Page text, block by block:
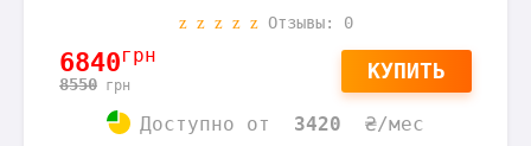
Отзывы: 0
6840грн
8550 грн
КУПИТЬ
Доступно от 3420 ₴/мес